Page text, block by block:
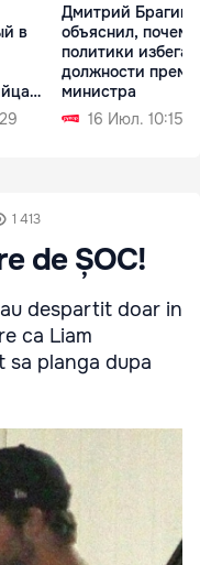
в
Дмитрий Брагиш
объяснил, почему
политики
должности
министра
16 Июл. 10:15
1 413
de ȘOC!
despartit doar in
ca Liam
planga dupa